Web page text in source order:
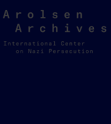
Arolsen
Archives